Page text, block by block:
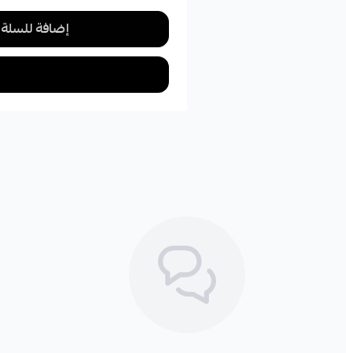
إضافة للسلة